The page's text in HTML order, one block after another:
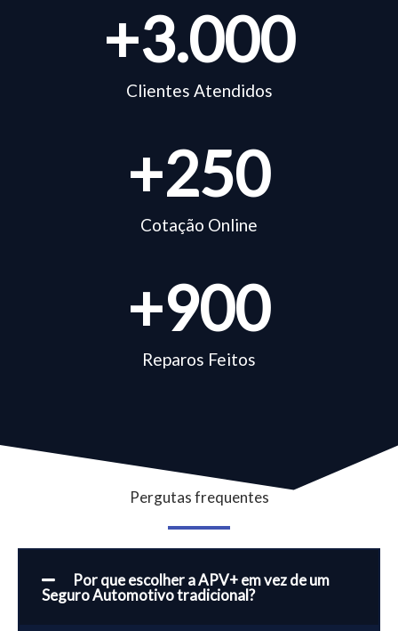
Clientes Atendidos
+3.000
Cotação Online
+250
Reparos Feitos
+900
Pergutas frequentes
Por que escolher a APV+ em vez de um
Seguro Automotivo tradicional?